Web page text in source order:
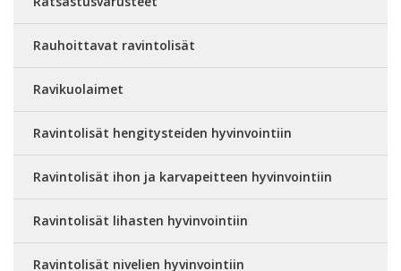
Rauhoittavat ravintolisät
Ravikuolaimet
Ravintolisät hengitysteiden hyvinvointiin
Ravintolisät ihon ja karvapeitteen hyvinvointiin
Ravintolisät lihasten hyvinvointiin
Ravintolisät nivelien hyvinvointiin